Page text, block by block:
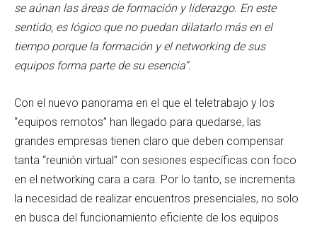
se aúnan las áreas de formación y liderazgo. En este
sentido, es lógico que no puedan dilatarlo más en el
tiempo porque la formación y el networking de sus
equipos forma parte de su esencia”.
Con el nuevo panorama en el que el teletrabajo y los
“equipos remotos” han llegado para quedarse, las
grandes empresas tienen claro que deben compensar
tanta “reunión virtual” con sesiones específicas con foco
en el networking cara a cara. Por lo tanto, se incrementa
la necesidad de realizar encuentros presenciales, no solo
en busca del funcionamiento eficiente de los equipos